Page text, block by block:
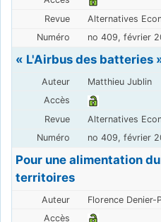
Alternatives
no 409, février
« L'Airbus des batteries
Matthieu Jublin
Alternatives
no 409, février
Pour une alimentation
territoires
Florence